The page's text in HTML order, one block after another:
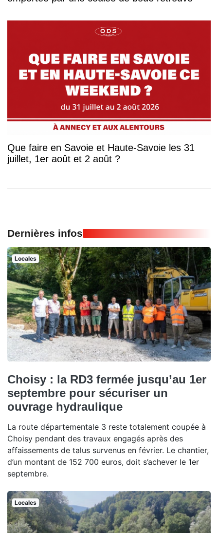
Que faire en Savoie et Haute-Savoie les 31
juillet, 1er août et 2 août ?
Dernières infos
Locales
Choisy : la RD3 fermée jusqu’au 1er
septembre pour sécuriser un
ouvrage hydraulique
La route départementale 3 reste totalement coupée à
Choisy pendant des travaux engagés après des
affaissements de talus survenus en février. Le chantier,
d’un montant de 152 700 euros, doit s’achever le 1er
septembre.
Locales